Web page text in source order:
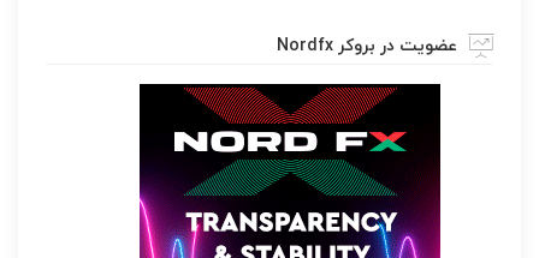
عضویت در بروکر Nordfx